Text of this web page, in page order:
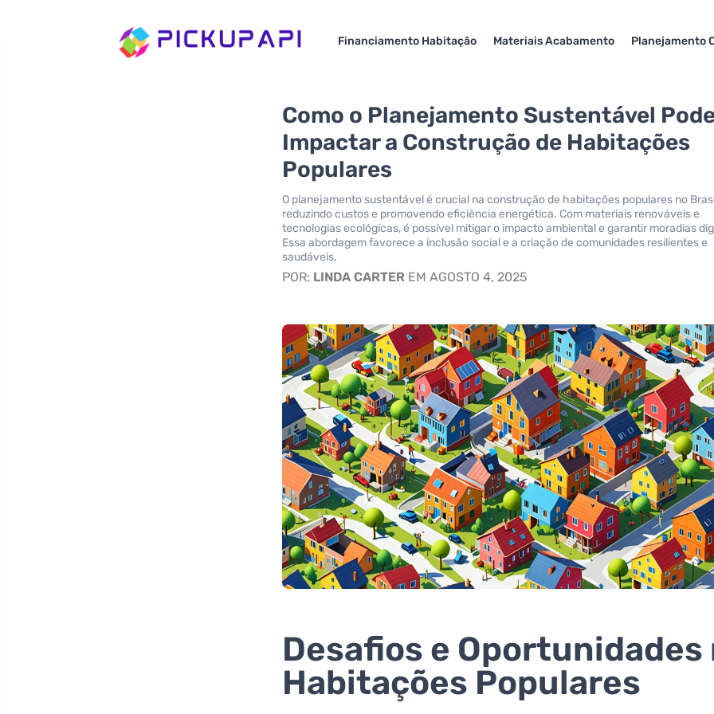
Financiamento Habitação Materiais Acabamento Planejamento
Como o Planejamento Sustentável
Impactar a Construção de Habitações
Populares
O planejamento sustentável é crucial na construção de habitações populares no
reduzindo custos e promovendo eficiência energética. Com materiais renováveis e
tecnologias ecológicas, é possível mitigar o impacto ambiental e garantir moradias
Essa abordagem favorece a inclusão social e a criação de comunidades resilientes e
saudáveis.
POR: LINDA CARTER EM AGOSTO 4, 2025
Desafios e Oportunidades
Habitações Populares